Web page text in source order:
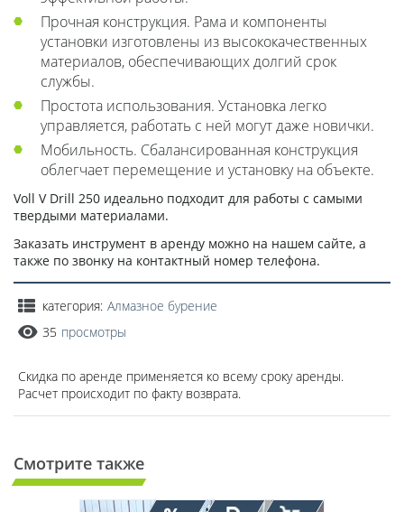
Прочная конструкция. Рама и компоненты
установки изготовлены из высококачественных
материалов, обеспечивающих долгий срок
службы.
Простота использования. Установка легко
управляется, работать с ней могут даже новички.
Мобильность. Сбалансированная конструкция
облегчает перемещение и установку на объекте.
Voll V Drill 250 идеально подходит для работы с самыми
твердыми материалами.
Заказать инструмент в аренду можно на нашем сайте, а
также по звонку на контактный номер телефона.
категория: Алмазное бурение
35 просмотры
Скидка по аренде применяется ко всему сроку аренды.
Расчет происходит по факту возврата.
Смотрите также